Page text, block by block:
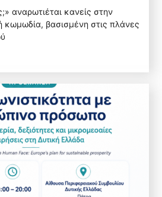
αναρωτιέται κανείς στην
κωμωδία, βασισμένη στις πλάνες